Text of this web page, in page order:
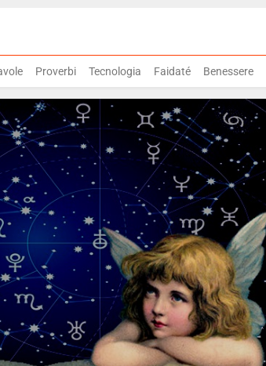
Proverbi Tecnologia Faidaté Benessere